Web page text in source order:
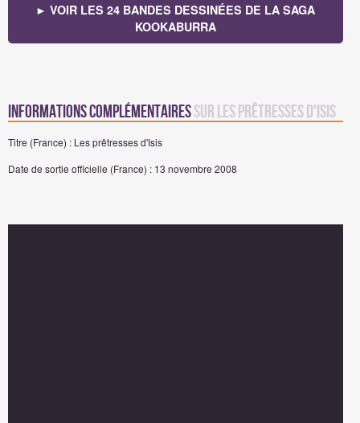
► VOIR LES 24 BANDES DESSINÉES DE LA SAGA
KOOKABURRA
Informations complémentairessur Les prêtresses d'Isis
Titre (France) : Les prêtresses d'Isis
Date de sortie officielle (France) : 13 novembre 2008